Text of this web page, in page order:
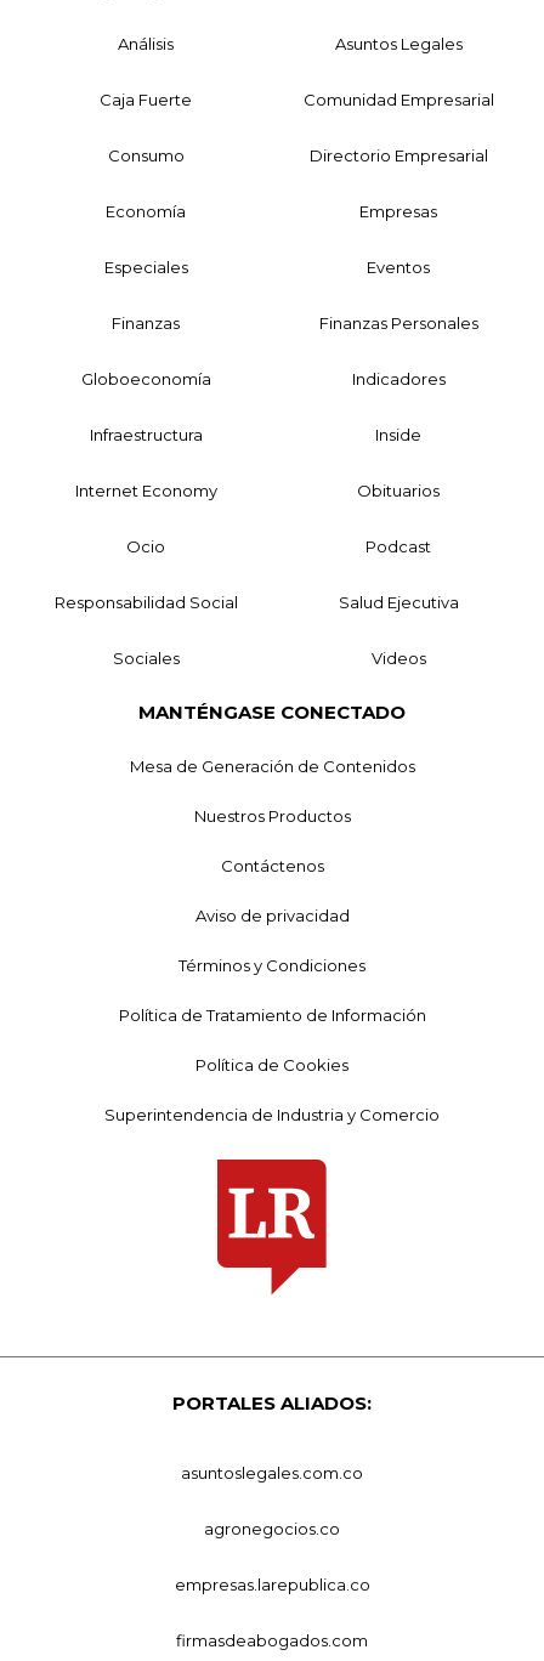
Análisis Asuntos Legales
Caja Fuerte Comunidad Empresarial
Consumo Directorio Empresarial
Economía Empresas
Especiales Eventos
Finanzas Finanzas Personales
Globoeconomía Indicadores
Infraestructura Inside
Internet Economy Obituarios
Ocio Podcast
Responsabilidad Social Salud Ejecutiva
Sociales Videos
MANTÉNGASE CONECTADO
Mesa de Generación de Contenidos
Nuestros Productos
Contáctenos
Aviso de privacidad
Términos y Condiciones
Política de Tratamiento de Información
Política de Cookies
Superintendencia de Industria y Comercio
PORTALES ALIADOS:
asuntoslegales.com.co
agronegocios.co
empresas.larepublica.co
firmasdeabogados.com